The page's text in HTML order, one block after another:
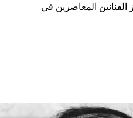
المعاصرين في